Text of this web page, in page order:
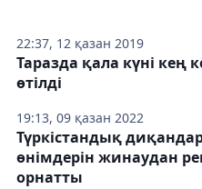
22:37, 12 қазан 2019
19:13, 09 қазан 2022
Таразда қала күні кең
өтілді
Түркістандық
өнімдерін жинаудан
орнатты